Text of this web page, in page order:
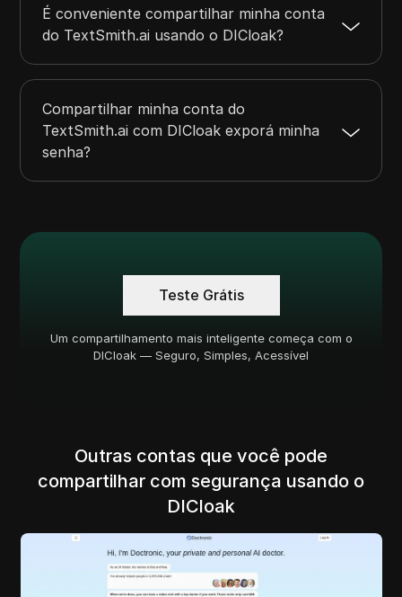
É conveniente compartilhar minha conta
do TextSmith.ai usando o DICloak?
Compartilhar minha conta do
TextSmith.ai com DICloak exporá minha
senha?
Teste Grátis
Um compartilhamento mais inteligente começa com o
DICloak — Seguro, Simples, Acessível
Outras contas que você pode
compartilhar com segurança usando o
DICloak